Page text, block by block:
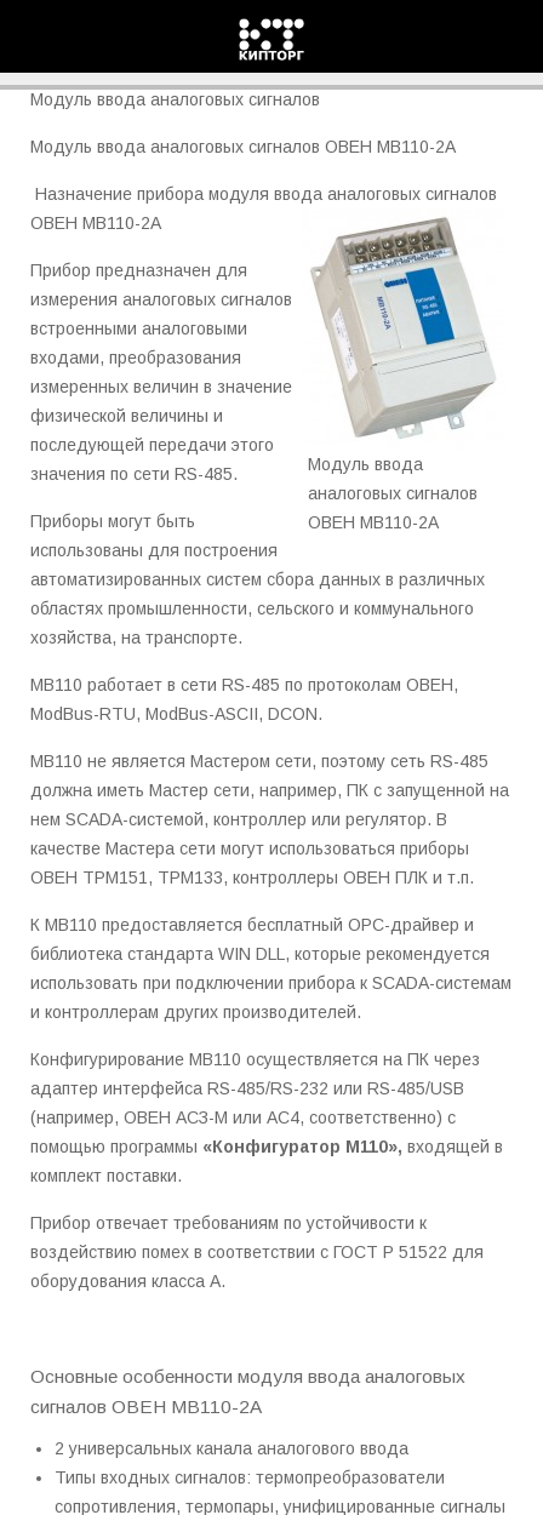
Модуль ввода аналоговых сигналов
Модуль ввода аналоговых сигналов ОВЕН МВ110-2А
Назначение прибора модуля ввода аналоговых сигналов
ОВЕН МВ110-2А
Модуль ввода
аналоговых сигналов
ОВЕН МВ110-2А
Прибор предназначен для
измерения аналоговых сигналов
встроенными аналоговыми
входами, преобразования
измеренных величин в значение
физической величины и
последующей передачи этого
значения по сети RS-485.
Приборы могут быть
использованы для построения
автоматизированных систем сбора данных в различных
областях промышленности, сельского и коммунального
хозяйства, на транспорте.
МВ110 работает в сети RS-485 по протоколам ОВЕН,
ModBus-RTU, ModBus-ASCII, DCON.
МВ110 не является Мастером сети, поэтому сеть RS-485
должна иметь Мастер сети, например, ПК с запущенной на
нем SCADA-системой, контроллер или регулятор. В
качестве Мастера сети могут использоваться приборы
ОВЕН ТРМ151, ТРМ133, контроллеры ОВЕН ПЛК и т.п.
К МВ110 предоставляется бесплатный ОРС-драйвер и
библиотека стандарта WIN DLL, которые рекомендуется
использовать при подключении прибора к SCADA-системам
и контроллерам других производителей.
Конфигурирование МВ110 осуществляется на ПК через
адаптер интерфейса RS-485/RS-232 или RS-485/USB
(например, ОВЕН АСЗ-М или АС4, соответственно) с
помощью программы «Конфигуратор М110», входящей в
комплект поставки.
Прибор отвечает требованиям по устойчивости к
воздействию помех в соответствии с ГОСТ Р 51522 для
оборудования класса А.
Основные особенности модуля ввода аналоговых
сигналов ОВЕН МВ110-2А
2 универсальных канала аналогового ввода
Типы входных сигналов: термопреобразователи
сопротивления, термопары, унифицированные сигналы